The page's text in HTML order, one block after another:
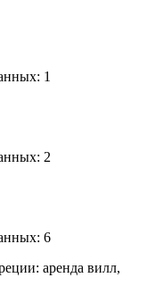
1
2
6
аренда вилл,